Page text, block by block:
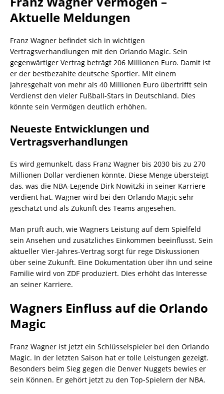
Aktuelle Meldungen
Franz Wagner befindet sich in wichtigen
Vertragsverhandlungen mit den Orlando Magic. Sein
gegenwärtiger Vertrag beträgt 206 Millionen Euro. Damit ist
er der bestbezahlte deutsche Sportler. Mit einem
Jahresgehalt von mehr als 40 Millionen Euro übertrifft sein
Verdienst den vieler Fußball-Stars in Deutschland. Dies
könnte sein Vermögen deutlich erhöhen.
Neueste Entwicklungen und
Vertragsverhandlungen
Es wird gemunkelt, dass Franz Wagner bis 2030 bis zu 270
Millionen Dollar verdienen könnte. Diese Menge übersteigt
das, was die NBA-Legende Dirk Nowitzki in seiner Karriere
verdient hat. Wagner wird bei den Orlando Magic sehr
geschätzt und als Zukunft des Teams angesehen.
Man prüft auch, wie Wagners Leistung auf dem Spielfeld
sein Ansehen und zusätzliches Einkommen beeinflusst. Sein
aktueller Vier-Jahres-Vertrag sorgt für rege Diskussionen
über seine Zukunft. Eine Dokumentation über ihn und seine
Familie wird von ZDF produziert. Dies erhöht das Interesse
an seiner Karriere.
Wagners Einfluss auf die Orlando
Magic
Franz Wagner ist jetzt ein Schlüsselspieler bei den Orlando
Magic. In der letzten Saison hat er tolle Leistungen gezeigt.
Besonders beim Sieg gegen die Denver Nuggets bewies er
sein Können. Er gehört jetzt zu den Top-Spielern der NBA.